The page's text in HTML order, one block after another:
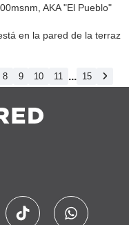
AKA "El Pueblo"
en la pared de la terraz
8 9 10 11 ... 15